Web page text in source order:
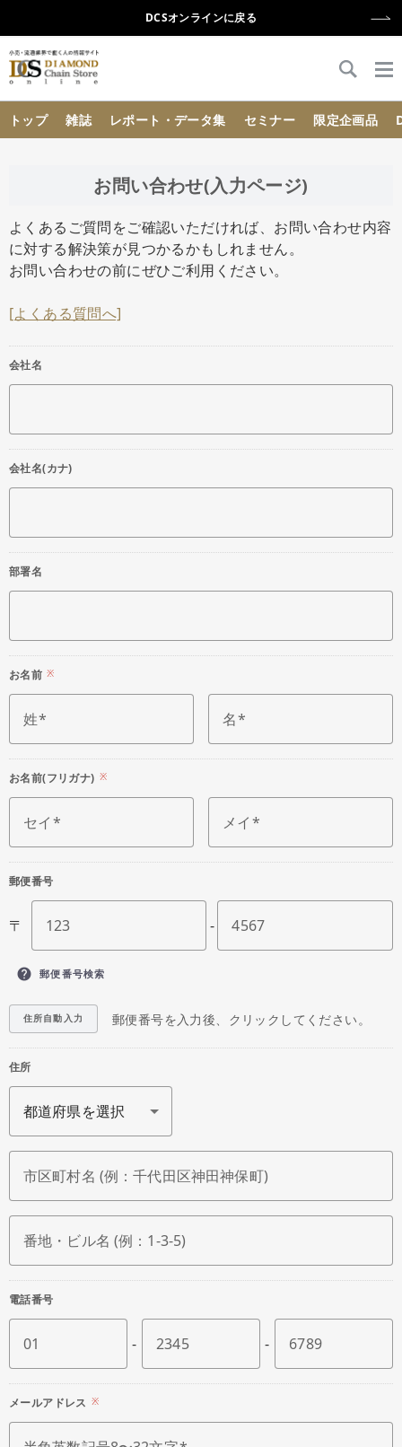
DCSオンラインに戻る
トップ 雑誌 レポート・データ集 セミナー 限定企画品
お問い合わせ(入力ページ)
よくあるご質問をご確認いただければ、お問い合わせ内容
に対する解決策が見つかるかもしれません。
お問い合わせの前にぜひご利用ください。
[よくある質問へ]
会社名
会社名(カナ)
部署名
お名前 ※
姓 名
お名前(フリガナ) ※
セイ メイ
郵便番号
〒 123 - 4567
help 郵便番号検索
住所自動入力 郵便番号を入力後、クリックしてください。
住所
市区町村名 (例：千代田区神田神保町)
番地・ビル名 (例：1-3-5)
電話番号
01 - 2345 - 6789
メールアドレス ※